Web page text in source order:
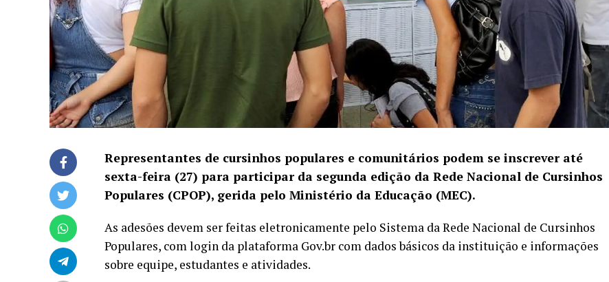
Representantes de cursinhos populares e comunitários podem se inscrever até
sexta-feira (27) para participar da segunda edição da Rede Nacional de Cursinhos
Populares (CPOP), gerida pelo Ministério da Educação (MEC).
As adesões devem ser feitas eletronicamente pelo Sistema da Rede Nacional de Cursinhos
Populares, com login da plataforma Gov.br com dados básicos da instituição e informações
sobre equipe, estudantes e atividades.